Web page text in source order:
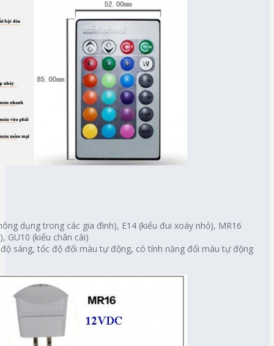
dụng trong các gia đình), E14 (kiểu đui xoáy nhỏ), MR16
GU10 (kiểu chân cài)
sáng, tốc độ đổi màu tự động, có tính năng đổi màu tự động